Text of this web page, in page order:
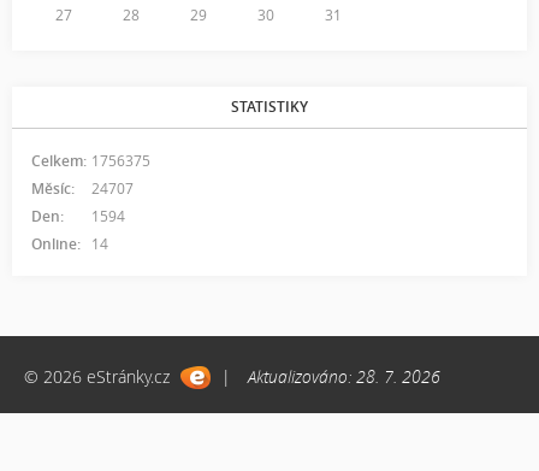
27
28 29 30 31
STATISTIKY
Online: 14
Celkem: 1756375
Měsíc:
24707
Den:
1594
© 2026 eStránky.cz | Aktualizováno: 28. 7. 2026